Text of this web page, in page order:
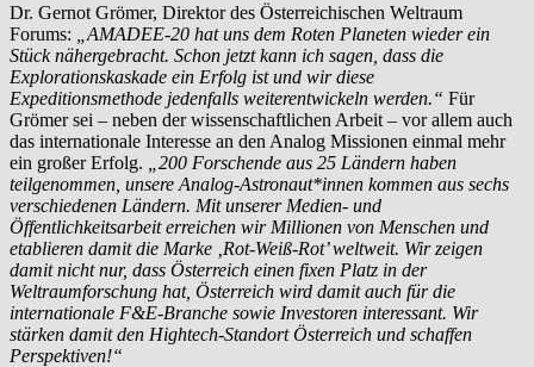
Dr. Gernot Grömer, Direktor des Österreichischen Weltraum
Forums:
„AMADEE-20 hat uns dem Roten Planeten wieder ein
Stück nähergebracht. Schon jetzt kann ich sagen, dass die
Explorationskaskade ein Erfolg ist und wir diese
Expeditionsmethode jedenfalls weiterentwickeln werden.“ Für
Grömer sei – neben der wissenschaftlichen Arbeit – vor allem auch
das internationale Interesse an den Analog Missionen einmal mehr
ein großer Erfolg. „200 Forschende aus 25 Ländern haben
teilgenommen, unsere Analog-Astronaut*innen kommen aus sechs
verschiedenen Ländern. Mit unserer Medien- und
Öffentlichkeitsarbeit erreichen wir Millionen von Menschen und
etablieren damit die Marke ‚Rot-Weiß-Rot’ weltweit. Wir zeigen
damit nicht nur, dass Österreich einen fixen Platz in der
Weltraumforschung hat, Österreich wird damit auch für die
internationale F&E-Branche sowie Investoren interessant. Wir
stärken damit den Hightech-Standort Österreich und schaffen
Perspektiven!“